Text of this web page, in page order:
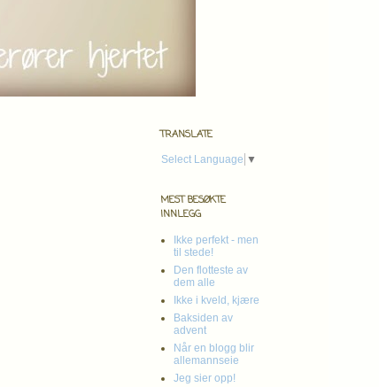
TRANSLATE
Select Language ▼
MEST BESØKTE
INNLEGG
Ikke perfekt - men
til stede!
Den flotteste av
dem alle
Ikke i kveld, kjære
Baksiden av
advent
Når en blogg blir
allemannseie
Jeg sier opp!